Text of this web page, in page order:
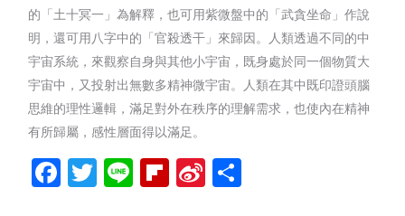
的「土十冥一」為解釋，也可用紫微盤中的「武貪坐命」作說
明，還可用八字中的「官殺透干」來歸因。人類透過不同的中
宇宙系統，來觀察自身與其他小宇宙，既身處於同一個物質大
宇宙中，又投射出無數多精神微宇宙。人類在其中既印證頭腦
思維的理性邏輯，滿足對外在秩序的理解需求，也使內在精神
有所歸屬，感性層面得以滿足。
Facebook
Twitter
LineFlipboard
Sina